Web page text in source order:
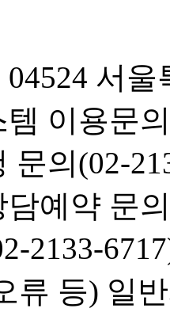
서
이용문
문의(02-
예약 문
2133-
류 등) 일